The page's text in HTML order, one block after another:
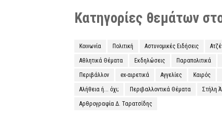
Κατηγορίες θεμάτων
Κοινωνία Πολιτική Αστυνομικές Ειδήσεις
Αθλητικά Θέματα Εκδηλώσεις Παραπολιτικά
Περιβάλλον ex-αιρετικά Αγγελίες Καιρός
Αλήθεια ή... όχι; Περιβαλλοντικά Θέματα Στήλη
Αρθρογραφία Δ. Ταρατσίδης